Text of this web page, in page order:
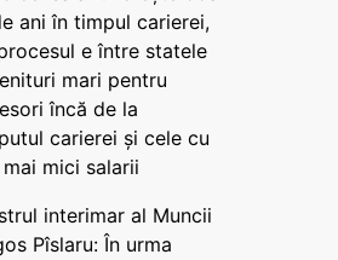
ani în timpul carierei,
e între statele
mari pentru
încă de la
carierei și cele cu
mici salarii
interimar al Muncii
Pîslaru: În urma